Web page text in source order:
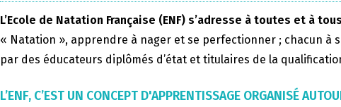
L’Ecole de Natation Française (ENF) s’adresse à toutes et à
« Natation », apprendre à nager et se perfectionner ; chacun à
par des éducateurs diplômés d’état et titulaires de la
L’ENF, C’EST UN CONCEPT D'APPRENTISSAGE ORGANISÉ